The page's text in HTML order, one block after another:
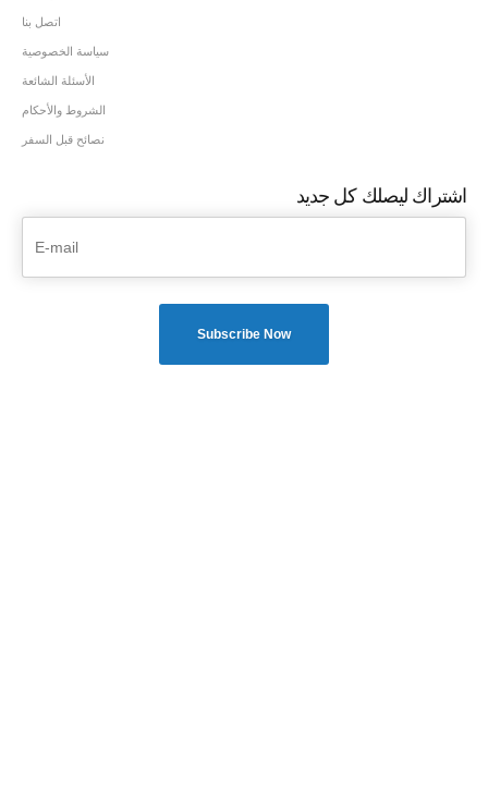
اتصل بنا
سياسة الخصوصية
الأسئلة الشائعة
الشروط والأحكام
نصائح قبل السفر
اشتراك ليصلك كل جديد